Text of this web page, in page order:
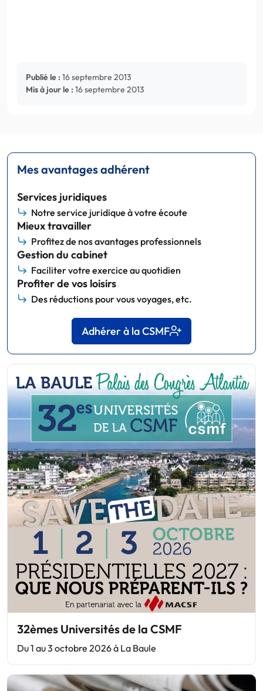
Publié le : 16 septembre 2013
Mis à jour le : 16 septembre 2013
Mes avantages adhérent
Services juridiques
Notre service juridique à votre écoute
Mieux travailler
Profitez de nos avantages professionnels
Gestion du cabinet
Faciliter votre exercice au quotidien
Profiter de vos loisirs
Des réductions pour vous voyages, etc.
Adhérer à la CSMF
32èmes Universités de la CSMF
Du 1 au 3 octobre 2026 à La Baule